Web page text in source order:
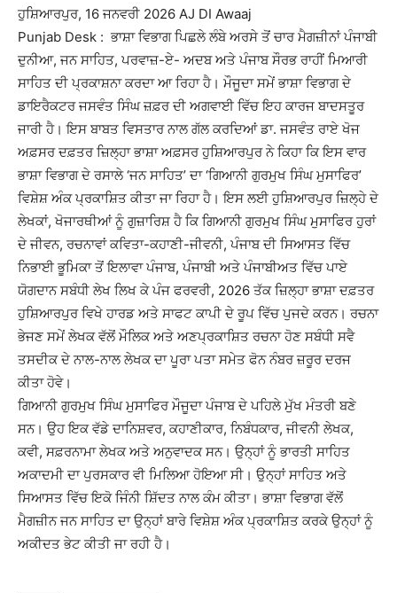
ਹੁਸ਼ਿਆਰਪੁਰ, 16 ਜਨਵਰੀ 2026 AJ DI Awaaj
Punjab Desk : ਭਾਸ਼ਾ ਵਿਭਾਗ ਪਿਛਲੇ ਲੰਬੇ ਅਰਸੇ ਤੋਂ ਚਾਰ ਮੈਗਜ਼ੀਨਾਂ ਪੰਜਾਬੀ
ਦੁਨੀਆ, ਜਨ ਸਾਹਿਤ, ਪਰਵਾਜ਼-ਏ- ਅਦਬ ਅਤੇ ਪੰਜਾਬ ਸੌਰਭ ਰਾਹੀਂ ਮਿਆਰੀ
ਸਾਹਿਤ ਦੀ ਪ੍ਰਕਾਸ਼ਨਾ ਕਰਦਾ ਆ ਰਿਹਾ ਹੈ। ਮੌਜੂਦਾ ਸਮੇਂ ਭਾਸ਼ਾ ਵਿਭਾਗ ਦੇ
ਡਾਇਰੈਕਟਰ ਜਸਵੰਤ ਸਿੰਘ ਜ਼ਫ਼ਰ ਦੀ ਅਗਵਾਈ ਵਿੱਚ ਇਹ ਕਾਰਜ ਬਾਦਸਤੂਰ
ਜਾਰੀ ਹੈ। ਇਸ ਬਾਬਤ ਵਿਸਤਾਰ ਨਾਲ ਗੱਲ ਕਰਦਿਆਂ ਡਾ. ਜਸਵੰਤ ਰਾਏ ਖੋਜ
ਅਫ਼ਸਰ ਦਫ਼ਤਰ ਜ਼ਿਲ੍ਹਾ ਭਾਸ਼ਾ ਅਫ਼ਸਰ ਹੁਸ਼ਿਆਰਪੁਰ ਨੇ ਕਿਹਾ ਕਿ ਇਸ ਵਾਰ
ਭਾਸ਼ਾ ਵਿਭਾਗ ਦੇ ਰਸਾਲੇ ‘ਜਨ ਸਾਹਿਤ’ ਦਾ ‘ਗਿਆਨੀ ਗੁਰਮੁਖ ਸਿੰਘ ਮੁਸਾਫਿਰ’
ਵਿਸ਼ੇਸ਼ ਅੰਕ ਪ੍ਰਕਾਸ਼ਿਤ ਕੀਤਾ ਜਾ ਰਿਹਾ ਹੈ। ਇਸ ਲਈ ਹੁਸ਼ਿਆਰਪੁਰ ਜ਼ਿਲ੍ਹੇ ਦੇ
ਲੇਖਕਾਂ, ਖੋਜਾਰਥੀਆਂ ਨੂੰ ਗੁਜ਼ਾਰਿਸ਼ ਹੈ ਕਿ ਗਿਆਨੀ ਗੁਰਮੁਖ ਸਿੰਘ ਮੁਸਾਫਿਰ ਹੁਰਾਂ
ਦੇ ਜੀਵਨ, ਰਚਨਾਵਾਂ ਕਵਿਤਾ-ਕਹਾਣੀ-ਜੀਵਨੀ, ਪੰਜਾਬ ਦੀ ਸਿਆਸਤ ਵਿੱਚ
ਨਿਭਾਈ ਭੂਮਿਕਾ ਤੋਂ ਇਲਾਵਾ ਪੰਜਾਬ, ਪੰਜਾਬੀ ਅਤੇ ਪੰਜਾਬੀਅਤ ਵਿੱਚ ਪਾਏ
ਯੋਗਦਾਨ ਸਬੰਧੀ ਲੇਖ ਲਿਖ ਕੇ ਪੰਜ ਫਰਵਰੀ, 2026 ਤੱਕ ਜ਼ਿਲ੍ਹਾ ਭਾਸ਼ਾ ਦਫ਼ਤਰ
ਹੁਸ਼ਿਆਰਪੁਰ ਵਿਖੇ ਹਾਰਡ ਅਤੇ ਸਾਫਟ ਕਾਪੀ ਦੇ ਰੂਪ ਵਿੱਚ ਪੁਜਦੇ ਕਰਨ। ਰਚਨਾ
ਭੇਜਣ ਸਮੇਂ ਲੇਖਕ ਵੱਲੋਂ ਮੌਲਿਕ ਅਤੇ ਅਣਪ੍ਰਕਾਸ਼ਿਤ ਰਚਨਾ ਹੋਣ ਸਬੰਧੀ ਸਵੈ
ਤਸਦੀਕ ਦੇ ਨਾਲ-ਨਾਲ ਲੇਖਕ ਦਾ ਪੂਰਾ ਪਤਾ ਸਮੇਤ ਫੋਨ ਨੰਬਰ ਜ਼ਰੂਰ ਦਰਜ
ਕੀਤਾ ਹੋਵੇ।
ਗਿਆਨੀ ਗੁਰਮੁਖ ਸਿੰਘ ਮੁਸਾਫਿਰ ਮੌਜੂਦਾ ਪੰਜਾਬ ਦੇ ਪਹਿਲੇ ਮੁੱਖ ਮੰਤਰੀ ਬਣੇ
ਸਨ। ਉਹ ਇਕ ਵੱਡੇ ਦਾਨਿਸ਼ਵਰ, ਕਹਾਣੀਕਾਰ, ਨਿਬੰਧਕਾਰ, ਜੀਵਨੀ ਲੇਖਕ,
ਕਵੀ, ਸਫ਼ਰਨਾਮਾ ਲੇਖਕ ਅਤੇ ਅਨੁਵਾਦਕ ਸਨ। ਉਨ੍ਹਾਂ ਨੂੰ ਭਾਰਤੀ ਸਾਹਿਤ
ਅਕਾਦਮੀ ਦਾ ਪੁਰਸਕਾਰ ਵੀ ਮਿਲਿਆ ਹੋਇਆ ਸੀ। ਉਨ੍ਹਾਂ ਸਾਹਿਤ ਅਤੇ
ਸਿਆਸਤ ਵਿੱਚ ਇਕੋ ਜਿੰਨੀ ਸ਼ਿੱਦਤ ਨਾਲ ਕੰਮ ਕੀਤਾ। ਭਾਸ਼ਾ ਵਿਭਾਗ ਵੱਲੋਂ
ਮੈਗਜ਼ੀਨ ਜਨ ਸਾਹਿਤ ਦਾ ਉਨ੍ਹਾਂ ਬਾਰੇ ਵਿਸ਼ੇਸ਼ ਅੰਕ ਪ੍ਰਕਾਸ਼ਿਤ ਕਰਕੇ ਉਨ੍ਹਾਂ ਨੂੰ
ਅਕੀਦਤ ਭੇਟ ਕੀਤੀ ਜਾ ਰਹੀ ਹੈ।